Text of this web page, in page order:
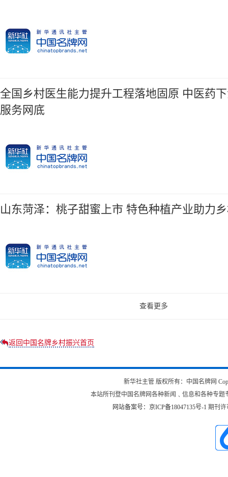
全国乡村医生能力提升工程落地固原 中医药
服务网底
山东菏泽：桃子甜蜜上市 特色种植产业助力
查看更多
返回中国名牌乡村振兴首页
新华社主管 版权所有：中国名牌网
本站所刊登中国名牌网各种新闻﹑信息和各种专
网站备案号：京ICP备18047135号-1 期刊许